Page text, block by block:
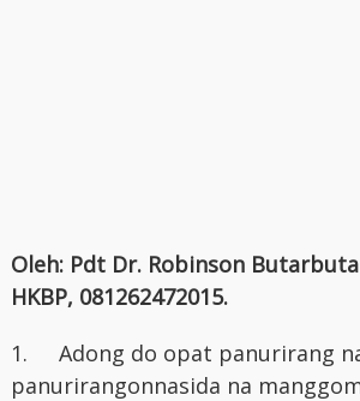
Oleh: Pdt Dr. Robinson
HKBP, 081262472015.
1.
Adong do opat panurirang
panurirangonnasida na